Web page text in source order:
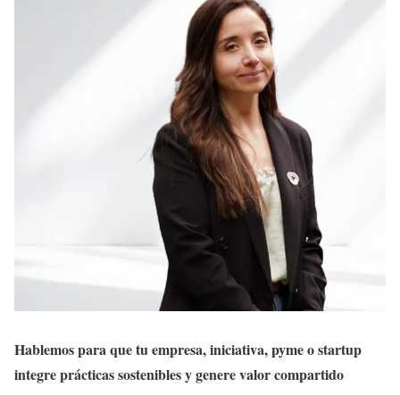
Hablemos para que tu empresa, iniciativa, pyme o startup
integre prácticas sostenibles y genere valor compartido